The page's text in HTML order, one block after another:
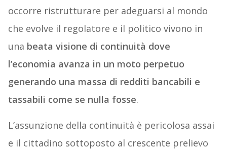
occorre ristrutturare per adeguarsi al mondo
che evolve il regolatore e il politico vivono in
una beata visione di continuità dove
l’economia avanza in un moto perpetuo
generando una massa di redditi bancabili e
tassabili come se nulla fosse.
L’assunzione della continuità è pericolosa assai
e il cittadino sottoposto al crescente prelievo